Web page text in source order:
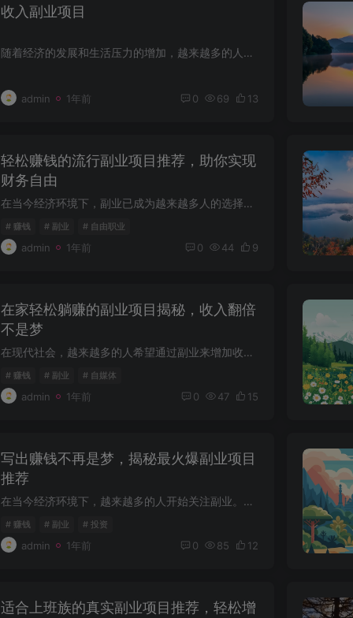
收入副业项目
随着经济的发展和生活压力的增加，越来越多的人开始关注副业项目。副业不仅可以为我们提供额外的收入来源，还能帮助我们在主业之外发展更多的技能和资源。而“收入副业项目”则是众多副业项目中...
admin 1年前 0 69 13
轻松赚钱的流行副业项目推荐，助你实现
财务自由
在当今经济环境下，副业已成为越来越多人的选择。它不仅能够增加收入，还能带来个人成长和实现财务自由的机会。下面我们将介绍一些流行的副业项目，希望能为你提供灵感。 一、外卖副业项目 外卖...
# 赚钱 # 副业 # 自由职业
admin 1年前 0 44 9
在家轻松躺赚的副业项目揭秘，收入翻倍
不是梦
在现代社会，越来越多的人希望通过副业来增加收入，尤其是上班族。本文将为你揭示一些在家轻松赚钱的副业项目，帮助你实现收入翻倍的梦想。 自媒体写作 随着自媒体的迅速发展，写作变得更加容易...
# 赚钱 # 副业 # 自媒体
admin 1年前 0 47 15
写出赚钱不再是梦，揭秘最火爆副业项目
推荐
在当今经济环境下，越来越多的人开始关注副业。副业不仅可以增加收入来源，还能丰富个人技能和提升生活质量。今天，我们将为大家介绍一些最火爆的副业项目，希望能为那些想兼顾主业和副业的朋友...
# 赚钱 # 副业 # 投资
admin 1年前 0 85 12
适合上班族的真实副业项目推荐，轻松增